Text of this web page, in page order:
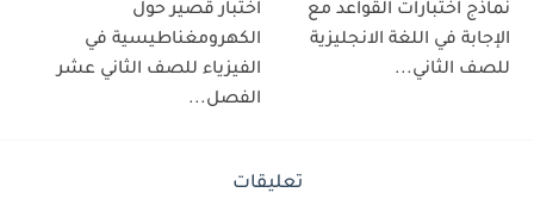
نماذج اختبارات القواعد مع
الإجابة في اللغة الانجليزية
للصف الثاني...
اختبار قصير حول
الكهرومغناطيسية في
الفيزياء للصف الثاني عشر
الفصل...
تعليقات